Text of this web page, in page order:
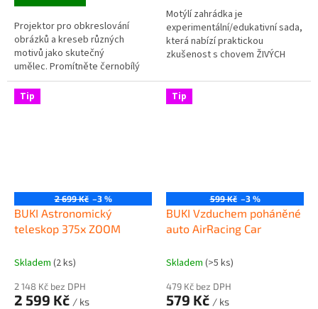
Projektor pro obkreslování
obrázků a kreseb různých
motivů jako skutečný
umělec. Promítněte černobílý
obrázek na list papíru,
obkreslete jeho obrysy a poté
promítněte...
hvězdiček.
Motýlí zahrádka je
experimentální/edukativní sada,
která nabízí praktickou
zkušenost s chovem ŽIVÝCH
vylíhnutí a vypuštění zpět do
přírody.
Tip
2 699 Kč –3 %
BUKI Astronomický
teleskop 375x ZOOM
Skladem (2 ks)
2 148 Kč bez DPH
2 599 Kč / ks
Tip
599 Kč –3 %
BUKI Vzduchem poháněné
auto AirRacing Car
Skladem (>5 ks)
479 Kč bez DPH
579 Kč / ks